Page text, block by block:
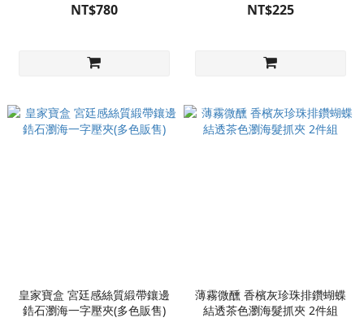
NT$780 NT$225
皇家寶盒 宮廷感絲質緞帶鑲邊
鋯石瀏海一字壓夾(多色販售)
薄霧微醺 香檳灰珍珠排鑽蝴蝶
結透茶色瀏海髮抓夾 2件組